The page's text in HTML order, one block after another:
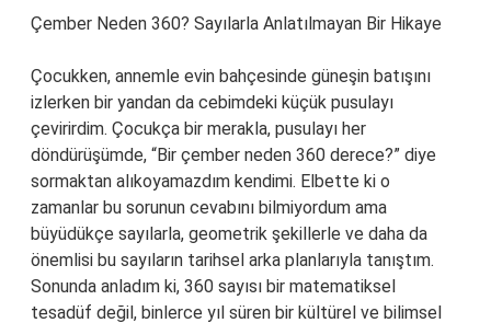
Çember Neden 360? Sayılarla Anlatılmayan Bir Hikaye
Çocukken, annemle evin bahçesinde güneşin batışını
izlerken bir yandan da cebimdeki küçük pusulayı
çevirirdim. Çocukça bir merakla, pusulayı her
döndürüşümde, “Bir çember neden 360 derece?” diye
sormaktan alıkoyamazdım kendimi. Elbette ki o
zamanlar bu sorunun cevabını bilmiyordum ama
büyüdükçe sayılarla, geometrik şekillerle ve daha da
önemlisi bu sayıların tarihsel arka planlarıyla tanıştım.
Sonunda anladım ki, 360 sayısı bir matematiksel
tesadüf değil, binlerce yıl süren bir kültürel ve bilimsel